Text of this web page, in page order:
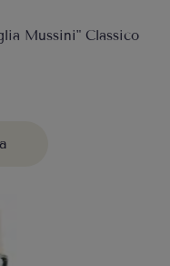
Mussini" Classico